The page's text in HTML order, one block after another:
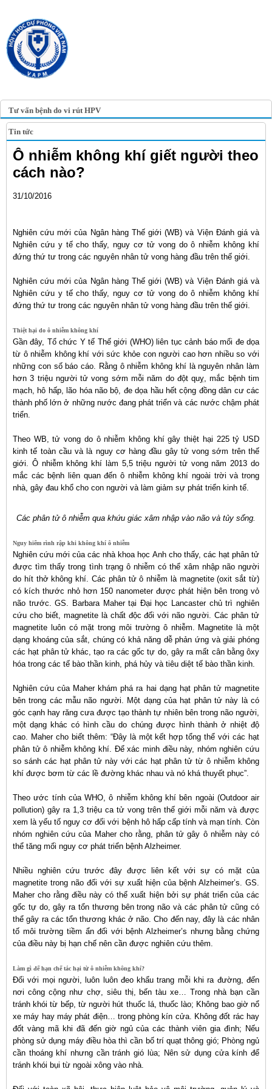
Tư vấn bệnh do vi rút HPV
Tin tức
Ô nhiễm không khí giết người theo
cách nào?
31/10/2016
Nghiên cứu mới của Ngân hàng Thế giới (WB) và Viện Đánh giá và
Nghiên cứu y tế cho thấy, nguy cơ tử vong do ô nhiễm không khí
đứng thứ tư trong các nguyên nhân tử vong hàng đầu trên thế giới.
Nghiên cứu mới của Ngân hàng Thế giới (WB) và Viện Đánh giá và
Nghiên cứu y tế cho thấy, nguy cơ tử vong do ô nhiễm không khí
đứng thứ tư trong các nguyên nhân tử vong hàng đầu trên thế giới.
Thiệt hại do ô nhiễm không khí
Gần đây, Tổ chức Y tế Thế giới (WHO) liên tục cảnh báo mối đe dọa
từ ô nhiễm không khí với sức khỏe con người cao hơn nhiều so với
những con số báo cáo. Rằng ô nhiễm không khí là nguyên nhân làm
hơn 3 triệu người tử vong sớm mỗi năm do đột quỵ, mắc bệnh tim
mạch, hô hấp, lão hóa não bộ, đe dọa hầu hết cộng đồng dân cư các
thành phố lớn ở những nước đang phát triển và các nước chậm phát
triển.
Theo WB, tử vong do ô nhiễm không khí gây thiệt hại 225 tỷ USD
kinh tế toàn cầu và là nguy cơ hàng đầu gây tử vong sớm trên thế
giới. Ô nhiễm không khí làm 5,5 triệu người tử vong năm 2013 do
mắc các bệnh liên quan đến ô nhiễm không khí ngoài trời và trong
nhà, gây đau khổ cho con người và làm giảm sự phát triển kinh tế.
Các phân tử ô nhiễm qua khứu giác xâm nhập vào não và tủy sống.
Nguy hiểm rình rập khi không khí ô nhiễm
Nghiên cứu mới của các nhà khoa học Anh cho thấy, các hạt phân tử
được tìm thấy trong tình trạng ô nhiễm có thể xâm nhập não người
do hít thở không khí. Các phân tử ô nhiễm là magnetite (oxit sắt từ)
có kích thước nhỏ hơn 150 nanometer được phát hiện bên trong vỏ
não trước. GS. Barbara Maher tại Đại học Lancaster chủ trì nghiên
cứu cho biết, magnetite là chất độc đối với não người. Các phân tử
magnetite luôn có mặt trong môi trường ô nhiễm. Magnetite là một
dạng khoáng của sắt, chúng có khả năng dễ phản ứng và giải phóng
các hạt phân tử khác, tạo ra các gốc tự do, gây ra mất cân bằng ôxy
hóa trong các tế bào thần kinh, phá hủy và tiêu diệt tế bào thần kinh.
Nghiên cứu của Maher khám phá ra hai dạng hạt phân tử magnetite
bên trong các mẫu não người. Một dạng của hạt phân tử này là có
góc cạnh hay răng cưa được tạo thành tự nhiên bên trong não người,
một dạng khác có hình cầu do chúng được hình thành ở nhiệt độ
cao. Maher cho biết thêm: “Đây là một kết hợp tổng thể với các hạt
phân tử ô nhiễm không khí. Để xác minh điều này, nhóm nghiên cứu
so sánh các hạt phân tử này với các hạt phân tử từ ô nhiễm không
khí được bơm từ các lề đường khác nhau và nó khá thuyết phục”.
Theo ước tính của WHO, ô nhiễm không khí bên ngoài (Outdoor air
pollution) gây ra 1,3 triệu ca tử vong trên thế giới mỗi năm và được
xem là yếu tố nguy cơ đối với bệnh hô hấp cấp tính và mạn tính. Còn
nhóm nghiên cứu của Maher cho rằng, phân tử gây ô nhiễm này có
thể tăng mối nguy cơ phát triển bệnh Alzheimer.
Nhiều nghiên cứu trước đây được liên kết với sự có mặt của
magnetite trong não đối với sự xuất hiện của bệnh Alzheimer’s. GS.
Maher cho rằng điều này có thể xuất hiện bởi sự phát triển của các
gốc tự do, gây ra tổn thương bên trong não và các phân tử cũng có
thể gây ra các tổn thương khác ở não. Cho đến nay, đây là các nhân
tố môi trường tiềm ẩn đối với bệnh Alzheimer’s nhưng bằng chứng
của điều này bị hạn chế nên cần được nghiên cứu thêm.
Làm gì để hạn chế tác hại từ ô nhiễm không khí?
Đối với mọi người, luôn luôn đeo khẩu trang mỗi khi ra đường, đến
nơi công cộng như chợ, siêu thị, bến tàu xe… Trong nhà bạn cần
tránh khói từ bếp, từ người hút thuốc lá, thuốc lào; Không bao giờ nổ
xe máy hay máy phát điện… trong phòng kín cửa. Không đốt rác hay
đốt vàng mã khi đã đến giờ ngủ của các thành viên gia đình; Nếu
phòng sử dụng máy điều hòa thì cần bố trí quạt thông gió; Phòng ngủ
cần thoáng khí nhưng cần tránh gió lùa; Nên sử dụng cửa kính để
tránh khói bụi từ ngoài xông vào nhà.